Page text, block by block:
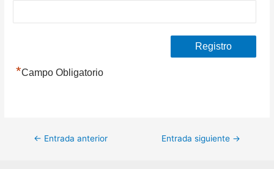
*Campo Obligatorio
Navegación
← Entrada anterior Entrada siguiente →